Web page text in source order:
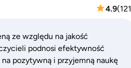
4.9(121
ze względu na jakość
podnosi efektywność
pozytywną i przyjemną naukę